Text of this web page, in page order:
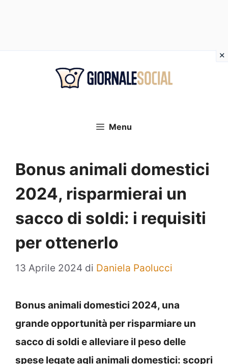
Menu
Bonus animali domestici
2024, risparmierai un
sacco di soldi: i requisiti
per ottenerlo
13 Aprile 2024 di Daniela Paolucci
Bonus animali domestici 2024, una
grande opportunità per risparmiare un
sacco di soldi e alleviare il peso delle
spese legate agli animali domestici: scopri